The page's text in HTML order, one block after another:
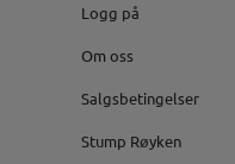
Logg på
Om oss
Salgsbetingelser
Stump Røyken